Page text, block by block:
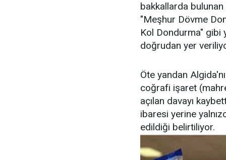
bakkallarda
"Meşhur Dövme
Kol Dondurma" gibi
doğrudan yer
Öte yandan
coğrafi işaret
açılan davayı
ibaresi yerine
edildiği belirtiliyor.